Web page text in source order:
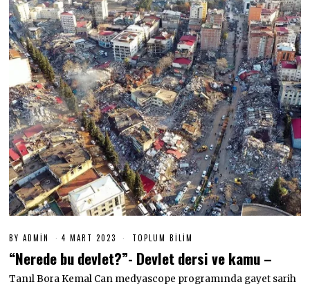
BYADMIN 4 MART 2023
A
T
TOPLUM BILIM
“Nerede bu devlet?”- Devlet dersi ve kamu –
Tanıl Bora Kemal Can medyascope programında gayet sarih